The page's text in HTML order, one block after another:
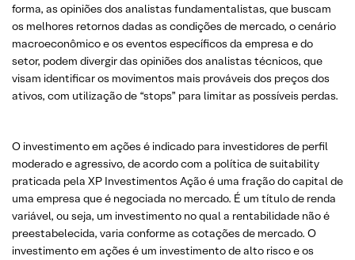
forma, as opiniões dos analistas fundamentalistas, que buscam
os melhores retornos dadas as condições de mercado, o cenário
macroeconômico e os eventos específicos da empresa e do
setor, podem divergir das opiniões dos analistas técnicos, que
visam identificar os movimentos mais prováveis dos preços dos
ativos, com utilização de “stops” para limitar as possíveis perdas.
O investimento em ações é indicado para investidores de perfil
moderado e agressivo, de acordo com a política de suitability
praticada pela XP Investimentos Ação é uma fração do capital de
uma empresa que é negociada no mercado. É um título de renda
variável, ou seja, um investimento no qual a rentabilidade não é
preestabelecida, varia conforme as cotações de mercado. O
investimento em ações é um investimento de alto risco e os